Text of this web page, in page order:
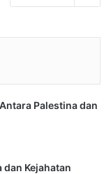
Palestina dan
dan Kejahatan